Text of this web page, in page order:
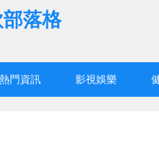
落格
熱門資訊 影視娛樂